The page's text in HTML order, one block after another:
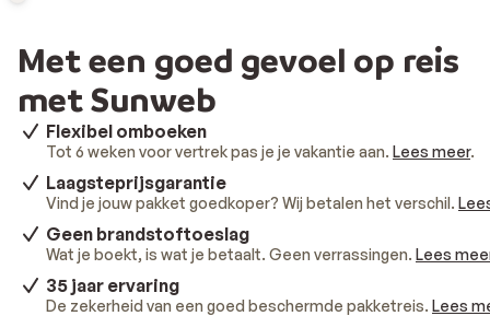
Met een goed gevoel op reis
met Sunweb
Flexibel omboeken
Tot 6 weken voor vertrek pas je je vakantie aan. Lees meer.
Laagsteprijsgarantie
Vind je jouw pakket goedkoper? Wij betalen het verschil.
Geen brandstoftoeslag
Wat je boekt, is wat je betaalt. Geen verrassingen. Lees
35 jaar ervaring
De zekerheid van een goed beschermde pakketreis. Lees